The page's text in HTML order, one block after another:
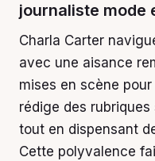
journaliste mode
Charla Carter
avec une aisance
mises en scène
rédige des
tout en dispensant
Cette polyvalence